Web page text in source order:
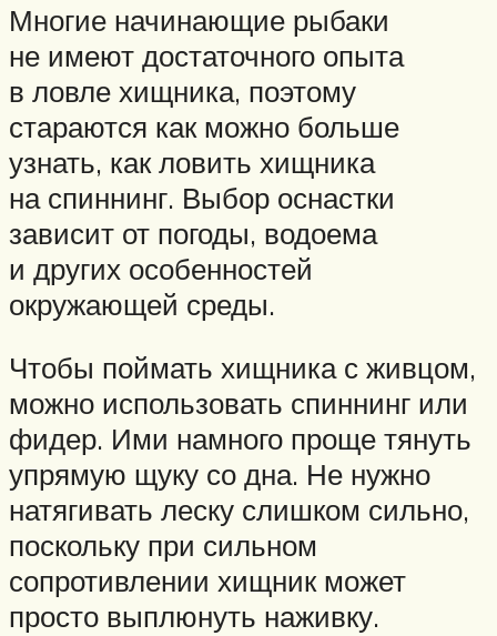
Многие начинающие рыбаки
не имеют достаточного опыта
в ловле хищника, поэтому
стараются как можно больше
узнать, как ловить хищника
на спиннинг. Выбор оснастки
зависит от погоды, водоема
и других особенностей
окружающей среды.
Чтобы поймать хищника с живцом,
можно использовать спиннинг или
фидер. Ими намного проще тянуть
упрямую щуку со дна. Не нужно
натягивать леску слишком сильно,
поскольку при сильном
сопротивлении хищник может
просто выплюнуть наживку.